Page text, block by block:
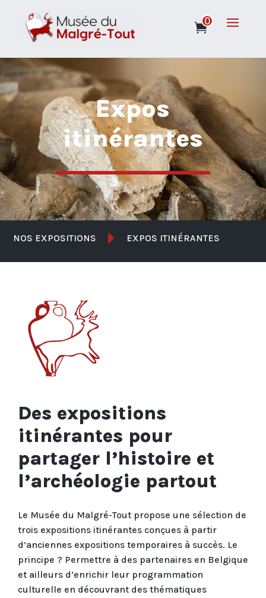
0
Expos
itinérantes
NOS EXPOSITIONS  EXPOS ITINÉRANTES
Des expositions
itinérantes pour
partager l’histoire et
l’archéologie partout
Le Musée du Malgré-Tout propose une sélection de
trois expositions itinérantes conçues à partir
d’anciennes expositions temporaires à succès. Le
principe ? Permettre à des partenaires en Belgique
et ailleurs d’enrichir leur programmation
culturelle en découvrant des thématiques